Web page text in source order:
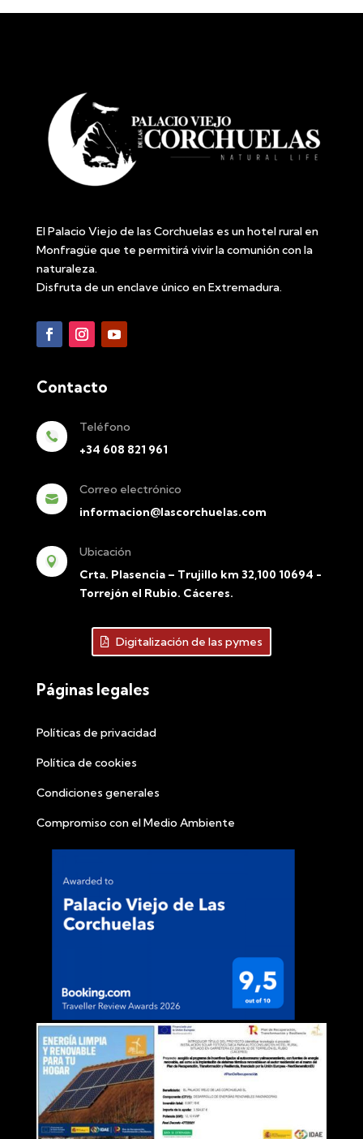
El Palacio Viejo de las Corchuelas es un hotel rural en
Monfragüe que te permitirá vivir la comunión con la
naturaleza.
Disfruta de un enclave único en Extremadura.
Contacto

Teléfono
+34 608 821 961

Correo electrónico
informacion@lascorchuelas.com

Ubicación
Crta. Plasencia – Trujillo km 32,100 10694 -
Torrejón el Rubio. Cáceres.
Digitalización de las pymes
Páginas legales
Políticas de privacidad
Política de cookies
Condiciones generales
Compromiso con el Medio Ambiente